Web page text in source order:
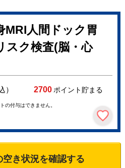
MRI人間ドック胃
スク検査(脳・心
） 2700ポイント貯まる
の付与はできません。
き状況を確認する